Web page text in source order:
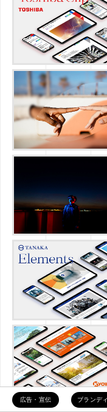
広告・宣伝 ブランデ